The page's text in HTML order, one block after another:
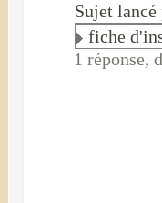
Sujet
fiche
1 réponse,